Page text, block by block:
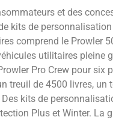
et des
kits de
comprend le Prowler
utilitaires pleine
Pro Crew pour six
treuil de 4500 livres, un
kits de
Plus et Winter. La